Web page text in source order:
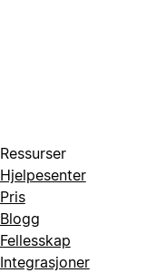
Ressurser
Hjelpesenter
Pris
Blogg
Fellesskap
Integrasjoner